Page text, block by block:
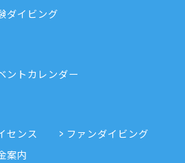
ダイビング
ントカレンダー
センス
ファンダイビング
案内